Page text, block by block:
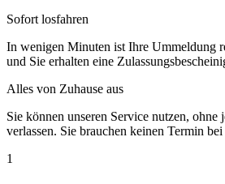
Sofort losfahren
In wenigen Minuten ist Ihre Ummeldung
und Sie erhalten eine
Alles von Zuhause aus
Sie können unseren Service nutzen, ohne
verlassen. Sie brauchen keinen Termin
1